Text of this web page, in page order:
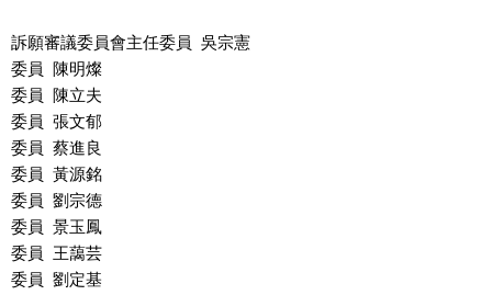
訴願審議委員會主任委員  吳宗憲
委員  陳明燦
委員  陳立夫
委員  張文郁
委員  蔡進良
委員  黃源銘
委員  劉宗德
委員  景玉鳳
委員  王藹芸
委員  劉定基